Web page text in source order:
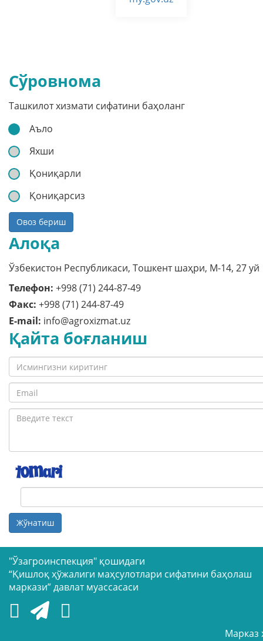
Сўровнома
Ташкилот хизмати сифатини баҳоланг
Аъло
Яхши
Қониқарли
Қониқарсиз
Овоз бериш
Алоқа
Ўзбекистон Республикаси, Тошкент шаҳри, M-14, 27 уй
Телефон: +998 (71) 244-87-49
Факс: +998 (71) 244-87-49
E-mail: info@agroxizmat.uz
Қайта боғланиш
Жўнатиш
"Ўзагроинспекция" қошидаги
“Қишлоқ ҳўжалиги маҳсулотлари сифатини баҳолаш
маркази” давлат муассасаси
Марказ